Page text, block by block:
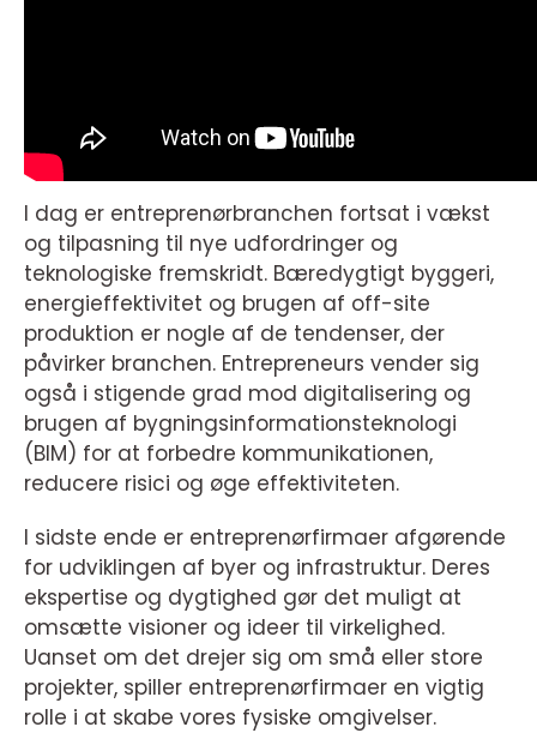
I dag er entreprenørbranchen fortsat i vækst
og tilpasning til nye udfordringer og
teknologiske fremskridt. Bæredygtigt byggeri,
energieffektivitet og brugen af off-site
produktion er nogle af de tendenser, der
påvirker branchen. Entrepreneurs vender sig
også i stigende grad mod digitalisering og
brugen af bygningsinformationsteknologi
(BIM) for at forbedre kommunikationen,
reducere risici og øge effektiviteten.
I sidste ende er entreprenørfirmaer afgørende
for udviklingen af byer og infrastruktur. Deres
ekspertise og dygtighed gør det muligt at
omsætte visioner og ideer til virkelighed.
Uanset om det drejer sig om små eller store
projekter, spiller entreprenørfirmaer en vigtig
rolle i at skabe vores fysiske omgivelser.